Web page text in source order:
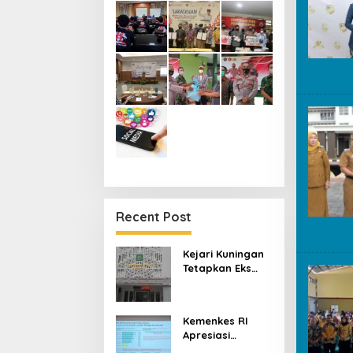
Recent Post
Kejari Kuningan
Tetapkan Eks
Korupsi, Negara
Rugi Rp529 Juta
Kemenkes RI
Apresiasi